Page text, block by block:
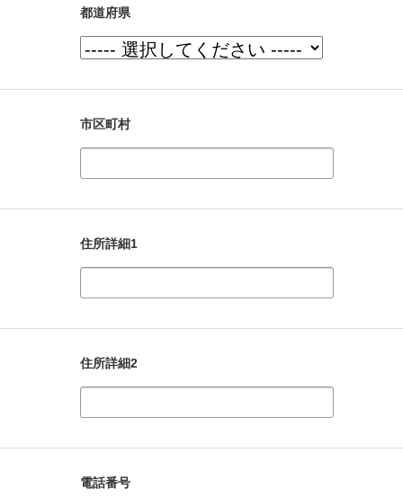
都道府県
市区町村
住所詳細1
住所詳細2
電話番号